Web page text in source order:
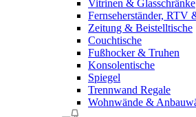
Vitrinen & Glasschränke
Fernseherständer, RTV
Zeitung & Beistelltische
Couchtische
Fußhocker & Truhen
Konsolentische
Spiegel
Trennwand Regale
Wohnwände &